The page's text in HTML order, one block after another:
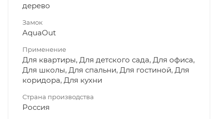
дерево
Замок
AquaOut
Применение
Для квартиры, Для детского сада, Для офиса,
Для школы, Для спальни, Для гостиной, Для
коридора, Для кухни
Страна производства
Россия